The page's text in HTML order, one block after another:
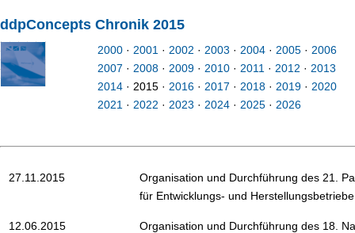
ddpConcepts Chronik 2015
2000 · 2001 · 2002 · 2003 · 2004 · 2005 · 2006
2007 · 2008 · 2009 · 2010 · 2011 · 2012 · 2013
2014 · 2015 · 2016 · 2017 · 2018 · 2019 · 2020
2021 · 2022 · 2023 · 2024 · 2025 · 2026
27.11.2015
Organisation und Durchführung des 21.
für Entwicklungs- und
12.06.2015
Organisation und Durchführung des 18.